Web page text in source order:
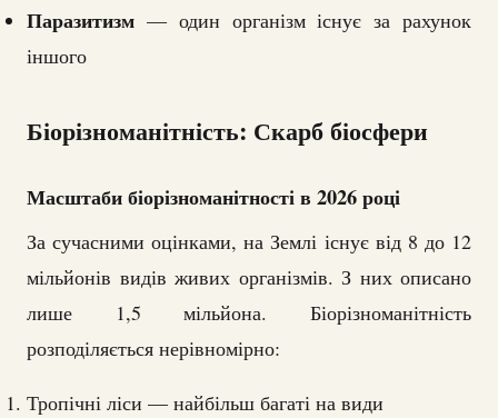
Паразитизм — один організм існує за рахунок
іншого
Біорізноманітність: Скарб біосфери
Масштаби біорізноманітності в 2026 році
За сучасними оцінками, на Землі існує від 8 до 12
мільйонів видів живих організмів. З них описано
лише 1,5 мільйона. Біорізноманітність
розподіляється нерівномірно:
Тропічні ліси — найбільш багаті на види